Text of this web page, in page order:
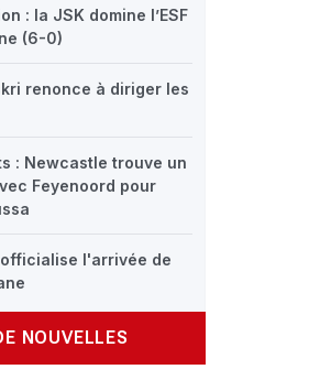
: la JSK domine l’ESF
(6-0)
renonce à diriger les
: Newcastle trouve un
Feyenoord pour
l'arrivée de
NOUVELLES